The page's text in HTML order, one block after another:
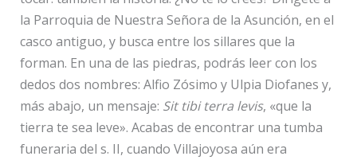
la Parroquia de Nuestra Señora de la Asunción, en el
casco antiguo, y busca entre los sillares que la
forman. En una de las piedras, podrás leer con los
dedos dos nombres: Alfio Zósimo y Ulpia Diofanes y,
más abajo, un mensaje: Sit tibi terra levis, «que la
tierra te sea leve». Acabas de encontrar una tumba
funeraria del s. II, cuando Villajoyosa aún era